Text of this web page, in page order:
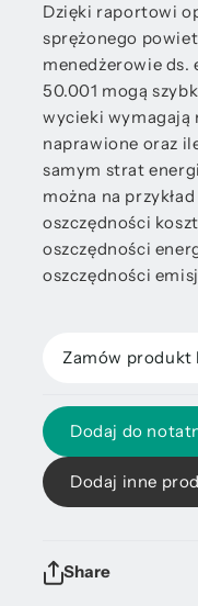
Dzięki raportowi
sprężonego
menedżerowie ds.
50.001 mogą
wycieki wymagają
naprawione oraz
samym strat
można na
oszczędności
oszczędności
oszczędności
Zamów produkt
Dodaj do
Dodaj inne
Share